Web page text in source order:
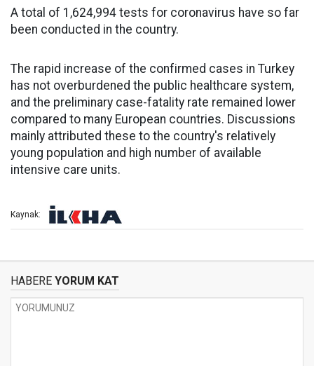
A total of 1,624,994 tests for coronavirus have so far
been conducted in the country.
The rapid increase of the confirmed cases in Turkey
has not overburdened the public healthcare system,
and the preliminary case-fatality rate remained lower
compared to many European countries. Discussions
mainly attributed these to the country's relatively
young population and high number of available
intensive care units.
Kaynak:
HABERE YORUM KAT